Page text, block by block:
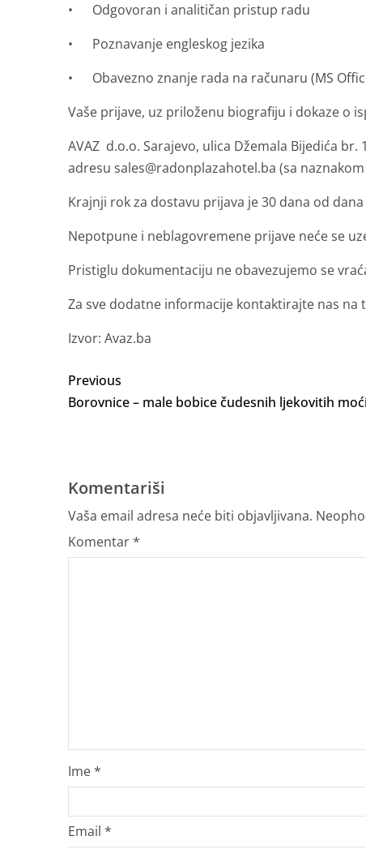
• Odgovoran i analitičan pristup radu
• Poznavanje engleskog jezika
• Obavezno znanje rada na računaru (MS
Vaše prijave, uz priloženu biografiju i dokaze o
AVAZ d.o.o. Sarajevo, ulica Džemala Bijedića br.
adresu sales@radonplazahotel.ba (sa naznakom
Krajnji rok za dostavu prijava je 30 dana od
Nepotpune i neblagovremene prijave neće se
Pristiglu dokumentaciju ne obavezujemo se
Za sve dodatne informacije kontaktirajte nas na
Izvor: Avaz.ba
Previous
Borovnice – male bobice čudesnih ljekovitih moći
Komentariši
Vaša email adresa neće biti objavljivana.
Komentar*
Ime*
Email *